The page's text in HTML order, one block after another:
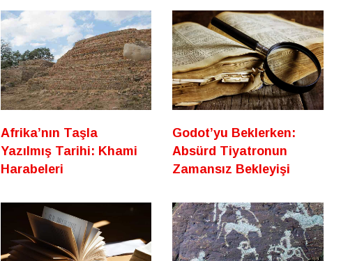
Afrika’nın Taşla
Yazılmış Tarihi: Khami
Harabeleri
Godot’yu Beklerken:
Absürd Tiyatronun
Zamansız Bekleyişi